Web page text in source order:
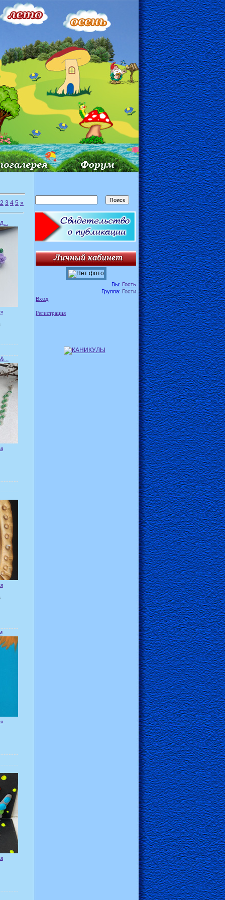
2 3 4 5 »
Вы: Гость
Группа: Гости
Вход
Регистрация